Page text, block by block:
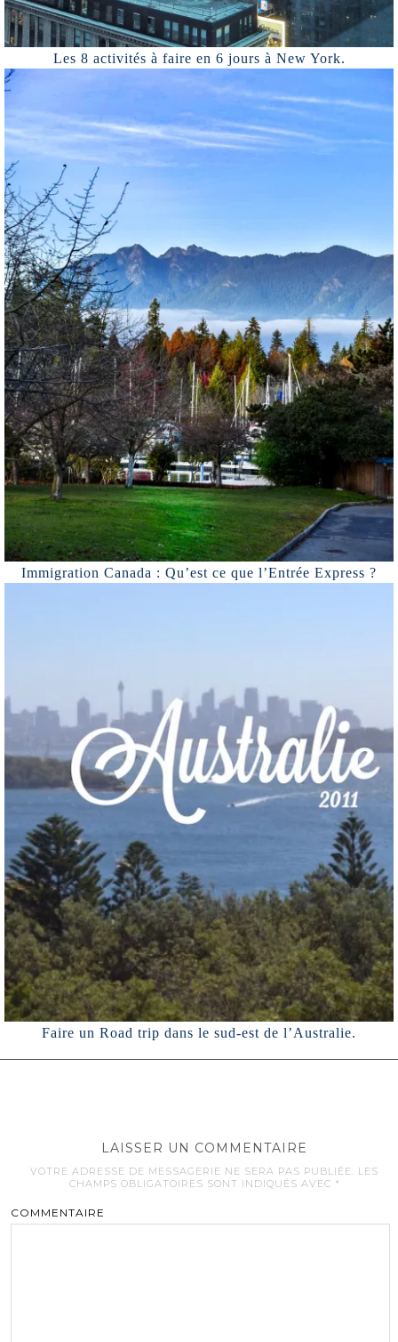
Les 8 activités à faire en 6 jours à New York.
Immigration Canada : Qu’est ce que l’Entrée Express ?
Faire un Road trip dans le sud-est de l’Australie.
LAISSER UN COMMENTAIRE
VOTRE ADRESSE DE MESSAGERIE NE SERA PAS PUBLIÉE. LES
CHAMPS OBLIGATOIRES SONT INDIQUÉS AVEC *
COMMENTAIRE